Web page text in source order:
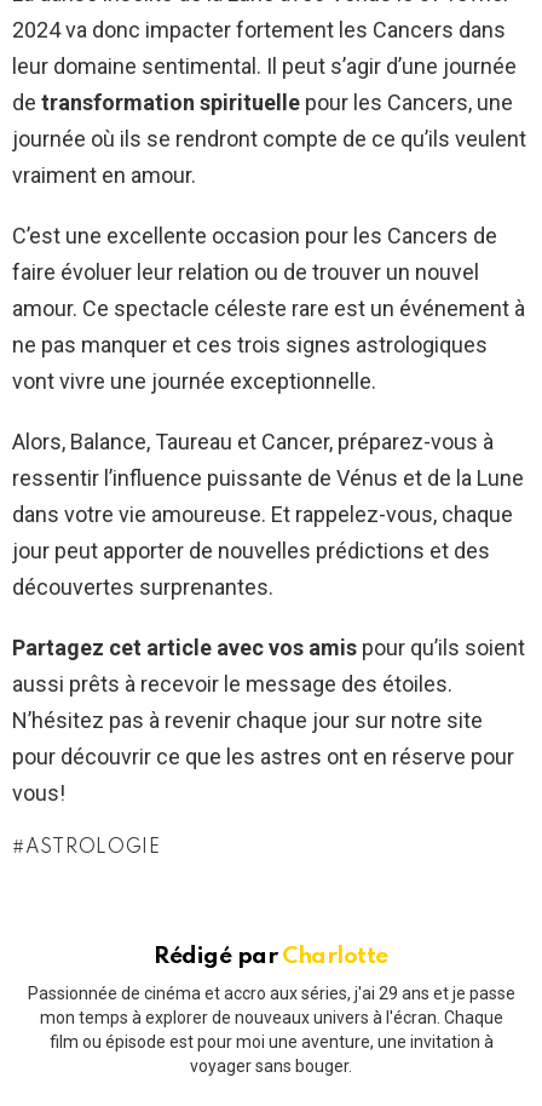
2024 va donc impacter fortement les Cancers dans
leur domaine sentimental. Il peut s’agir d’une journée
de transformation spirituelle pour les Cancers, une
journée où ils se rendront compte de ce qu’ils veulent
vraiment en amour.
C’est une excellente occasion pour les Cancers de
faire évoluer leur relation ou de trouver un nouvel
amour. Ce spectacle céleste rare est un événement à
ne pas manquer et ces trois signes astrologiques
vont vivre une journée exceptionnelle.
Alors, Balance, Taureau et Cancer, préparez-vous à
ressentir l’influence puissante de Vénus et de la Lune
dans votre vie amoureuse. Et rappelez-vous, chaque
jour peut apporter de nouvelles prédictions et des
découvertes surprenantes.
Partagez cet article avec vos amis pour qu’ils soient
aussi prêts à recevoir le message des étoiles.
N’hésitez pas à revenir chaque jour sur notre site
pour découvrir ce que les astres ont en réserve pour
vous!
ASTROLOGIE
Rédigé par Charlotte
Passionnée de cinéma et accro aux séries, j'ai 29 ans et je passe
mon temps à explorer de nouveaux univers à l'écran. Chaque
film ou épisode est pour moi une aventure, une invitation à
voyager sans bouger.